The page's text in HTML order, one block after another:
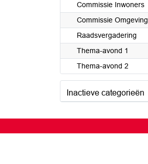
Commissie Inwoners
Commissie Omgeving
Raadsvergadering
Thema-avond 1
Thema-avond 2
Inactieve categorieën